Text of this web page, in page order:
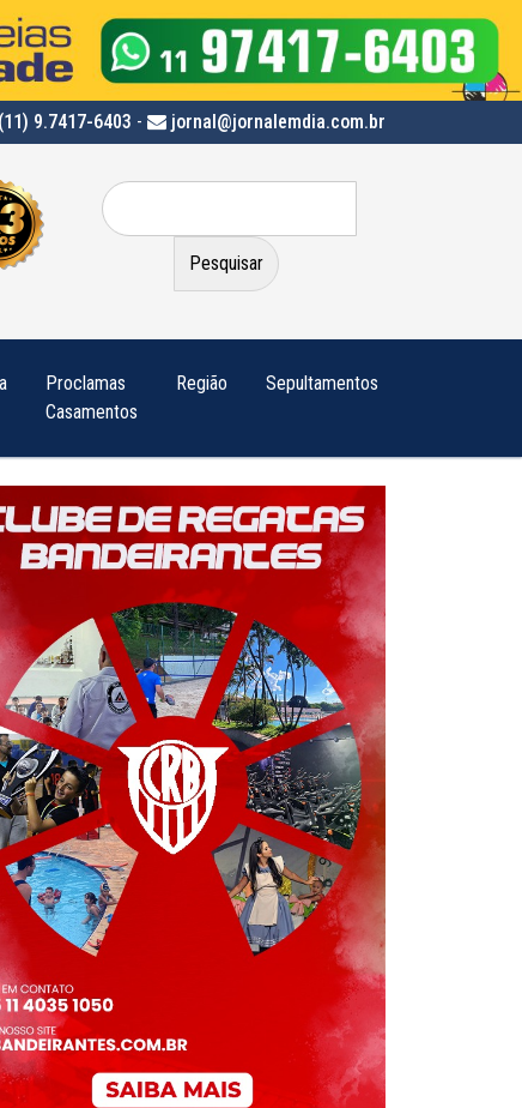
9.7417-6403 - jornal@jornalemdia.com.br
Pesquisar
por:
Proclamas
Casamentos
Região Sepultamentos